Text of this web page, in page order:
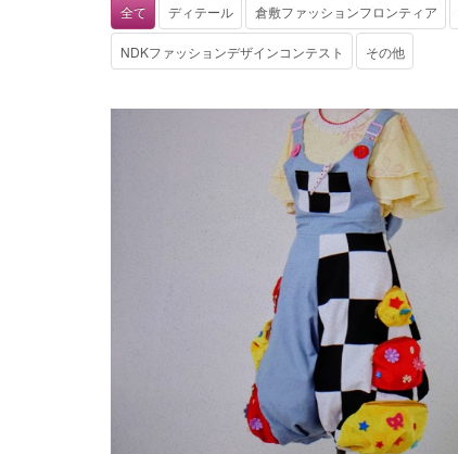
全て ディテール 倉敷ファッションフロンティア
NDKファッションデザインコンテスト その他